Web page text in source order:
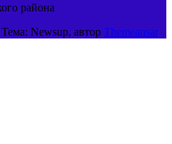
района
Тема: Newsup, автор Themeansar